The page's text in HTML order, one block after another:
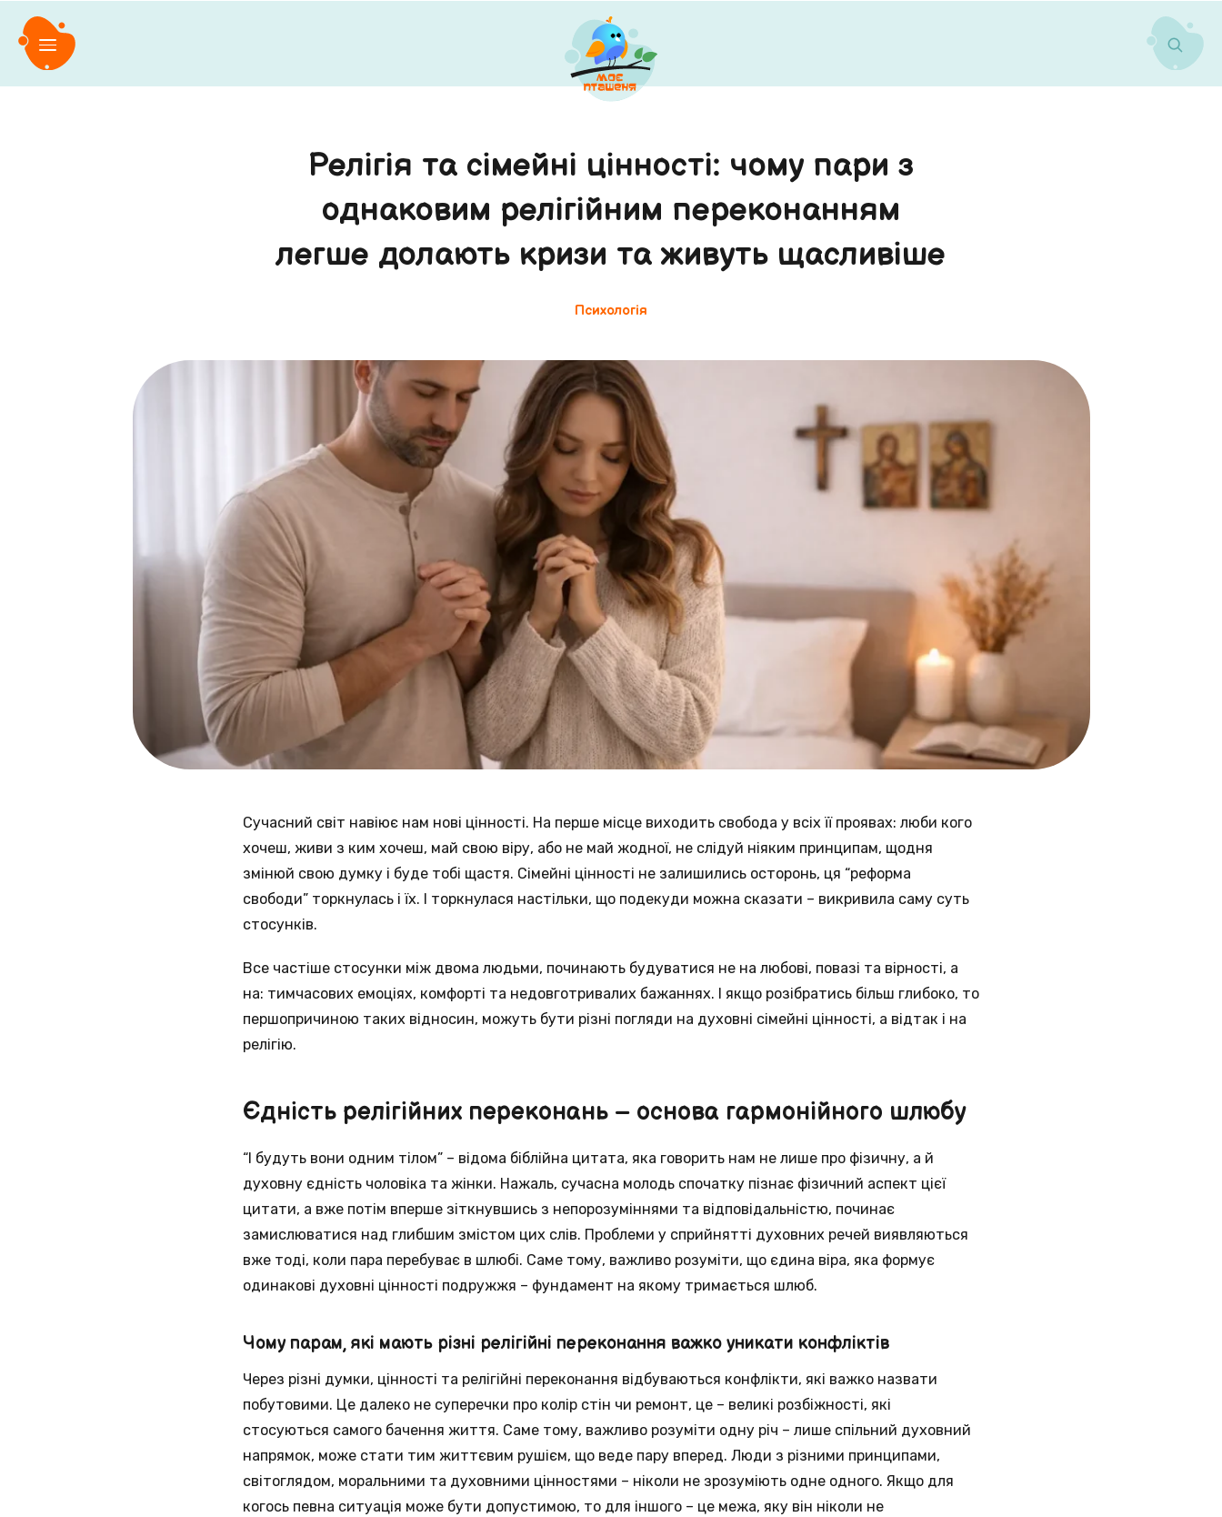
Релігія та сімейні цінності: чому пари з
однаковим релігійним переконанням
легше долають кризи та живуть щасливіше
Психологія
Сучасний світ навіює нам нові цінності. На перше місце виходить свобода у всіх її проявах: люби кого
хочеш, живи з ким хочеш, май свою віру, або не май жодної, не слідуй ніяким принципам, щодня
змінюй свою думку і буде тобі щастя. Сімейні цінності не залишились осторонь, ця “реформа
свободи” торкнулась і їх. І торкнулася настільки, що подекуди можна сказати – викривила саму суть
стосунків.
Все частіше стосунки між двома людьми, починають будуватися не на любові, повазі та вірності, а
на: тимчасових емоціях, комфорті та недовготривалих бажаннях. І якщо розібратись більш глибоко, то
першопричиною таких відносин, можуть бути різні погляди на духовні сімейні цінності, а відтак і на
релігію.
Єдність релігійних переконань – основа гармонійного шлюбу
“І будуть вони одним тілом” – відома біблійна цитата, яка говорить нам не лише про фізичну, а й
духовну єдність чоловіка та жінки. Нажаль, сучасна молодь спочатку пізнає фізичний аспект цієї
цитати, а вже потім вперше зіткнувшись з непорозуміннями та відповідальністю, починає
замислюватися над глибшим змістом цих слів. Проблеми у сприйнятті духовних речей виявляються
вже тоді, коли пара перебуває в шлюбі. Саме тому, важливо розуміти, що єдина віра, яка формує
одинакові духовні цінності подружжя – фундамент на якому тримається шлюб.
Чому парам, які мають різні релігійні переконання важко уникати конфліктів
Через різні думки, цінності та релігійні переконання відбуваються конфлікти, які важко назвати
побутовими. Це далеко не суперечки про колір стін чи ремонт, це – великі розбіжності, які
стосуються самого бачення життя. Саме тому, важливо розуміти одну річ – лише спільний духовний
напрямок, може стати тим життєвим рушієм, що веде пару вперед. Люди з різними принципами,
світоглядом, моральними та духовними цінностями – ніколи не зрозуміють одне одного. Якщо для
когось певна ситуація може бути допустимою, то для іншого – це межа, яку він ніколи не